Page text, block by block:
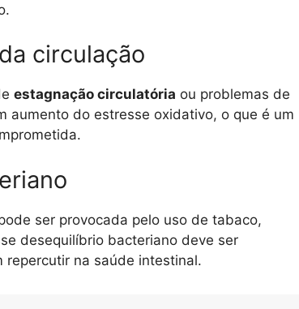
circulação
estagnação circulatória ou problemas de
aumento do estresse oxidativo, o que é um
ser provocada pelo uso de tabaco,
desequilíbrio bacteriano deve ser
repercutir na saúde intestinal.